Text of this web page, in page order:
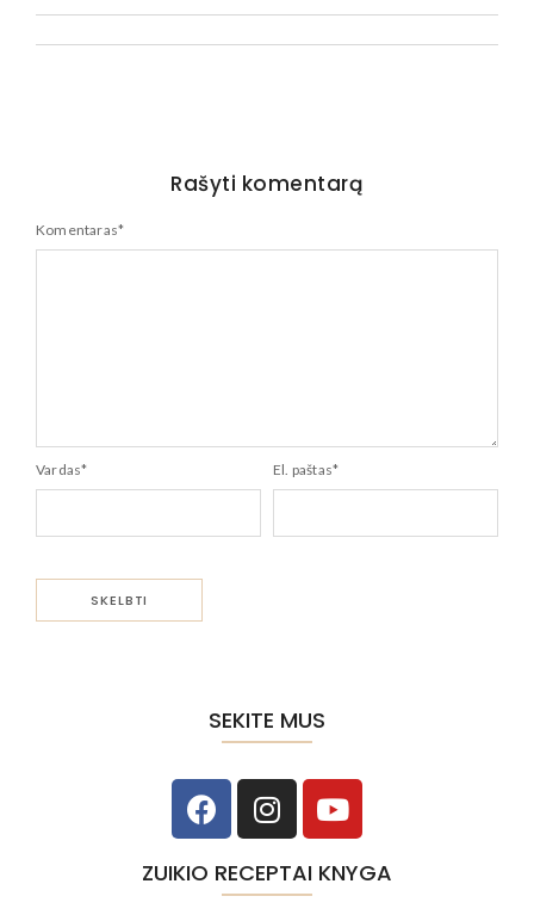
Rašyti komentarą
Komentaras*
Vardas* El. paštas*
SEKITE MUS
ZUIKIO RECEPTAI KNYGA